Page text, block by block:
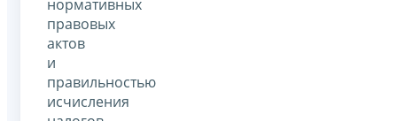
нормативных
правовых
актов
и
правильностью
исчисления